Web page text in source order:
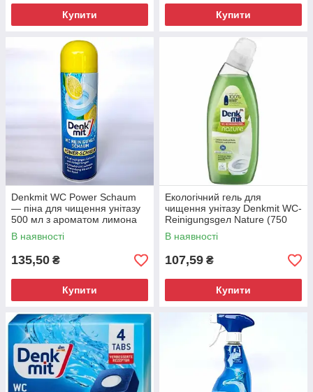
Купити Купити
Denkmit WC Power Schaum
— піна для чищення унітазу
500 мл з ароматом лимона
В наявності
135,50 ₴
Купити
Екологічний гель для
чищення унітазу Denkmit WC-
Reinigungsgел Nature (750
мл)
В наявності
107,59 ₴
Купити